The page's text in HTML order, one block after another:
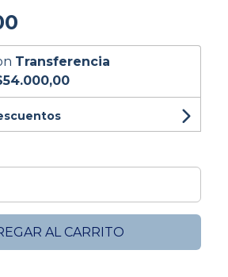
Transferencia
AL CARRITO